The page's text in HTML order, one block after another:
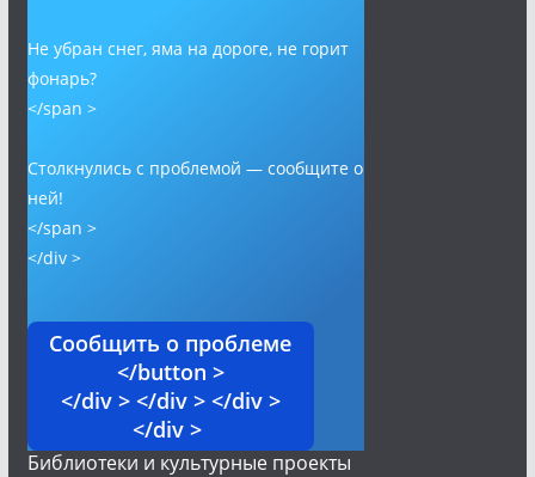
Не убран снег, яма на дороге, не горит
фонарь?
</span >
Столкнулись с проблемой — сообщите о
ней!
</span >
</div >
Сообщить о проблеме
</button >
</div > </div > </div >
</div >
Библиотеки и культурные проекты